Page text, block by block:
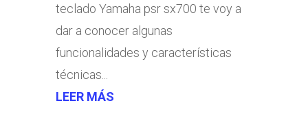
teclado Yamaha psr sx700 te voy a
dar a conocer algunas
funcionalidades y características
técnicas...
LEER MÁS